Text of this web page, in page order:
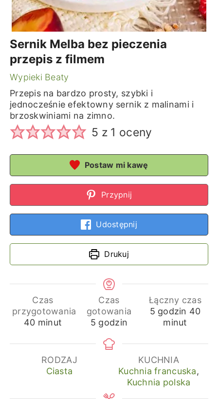
Sernik Melba bez pieczenia
przepis z filmem
Wypieki Beaty
Przepis na bardzo prosty, szybki i
jednocześnie efektowny sernik z malinami i
brzoskwiniami na zimno.
5 z 1 oceny
Postaw mi kawę
Przypnij
Udostępnij
Drukuj
Czas
przygotowania
40minuty
minut
Czas
gotowania
5 godziny
godzin
Łączny czas
5godziny
godzin 40
minut
RODZAJ
Ciasta
KUCHNIA
Kuchnia francuska,
Kuchnia polska